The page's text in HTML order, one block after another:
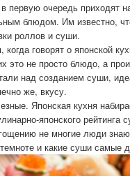
в первую очередь
блюдом. Им известно,
роллов и суши.
говорят о японской
не просто блюдо, а
над созданием суши,
же, вкусу.
Японская кухня
японского рейтинга
не многие люди
и какие суши самые